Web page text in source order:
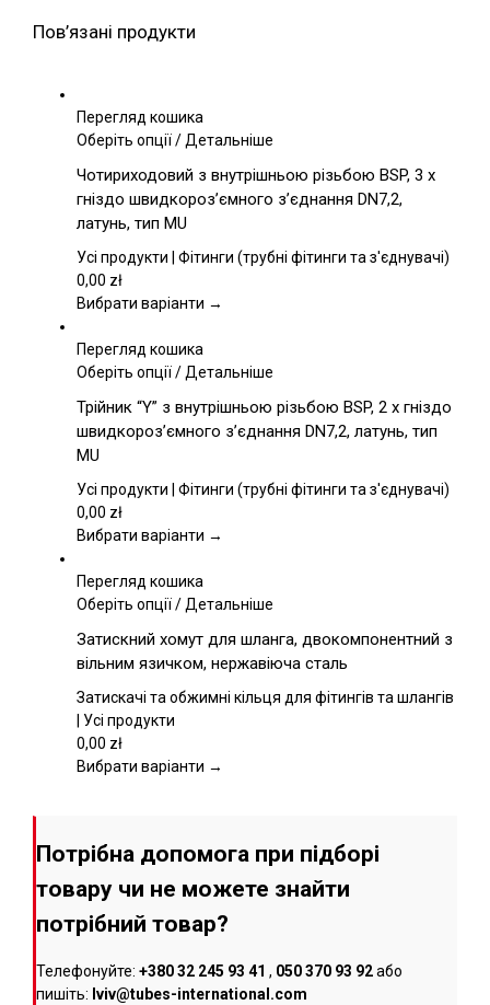
Пов’язані продукти
Перегляд кошика
Оберіть опціїЦей
має
кілька
варіантів.
Параметри
вибрати
сторінці
товару
/Детальніше
Чотириходовий з внутрішньою різьбою BSP, 3 x
гніздо швидкороз’ємного з’єднання DN7,2,
латунь, тип MU
Усі продукти | Фітинги (трубні фітинги та з'єднувачі)
0,00 zł
Вибрати варіанти →
Перегляд кошика
Оберіть опціїЦей
має
кілька
Параметри
вибрати
сторінці
товару
/Детальніше
Трійник “Y” з внутрішньою різьбою BSP, 2 x гніздо
швидкороз’ємного з’єднання DN7,2, латунь, тип
MU
Усі продукти | Фітинги (трубні фітинги та з'єднувачі)
0,00 zł
Вибрати варіанти →
Перегляд кошика
Оберіть опціїЦей
має
кілька
варіантів.
Параметри
вибрати
/Детальніше
Затискний хомут для шланга, двокомпонентний з
вільним язичком, нержавіюча сталь
Затискачі та обжимні кільця для фітингів та шлангів
| Усі продукти
0,00 zł
Вибрати варіанти →
Потрібна допомога при підборі
товару чи не можете знайти
потрібний товар?
Телефонуйте: +380 32 245 93 41 , 050 370 93 92або
пишіть: lviv@tubes-international.com